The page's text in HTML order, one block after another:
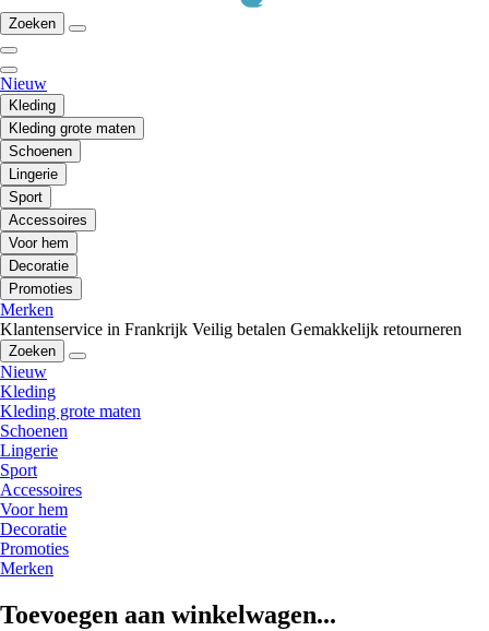
Zoeken
Nieuw
Kleding
Kleding grote maten
Schoenen
Lingerie
Sport
Accessoires
Voor hem
Decoratie
Promoties
Merken
Klantenservice in Frankrijk Veilig betalen Gemakkelijk retourneren
Zoeken
Nieuw
Kleding
Kleding grote maten
Schoenen
Lingerie
Sport
Accessoires
Voor hem
Decoratie
Promoties
Merken
Toevoegen aan winkelwagen...